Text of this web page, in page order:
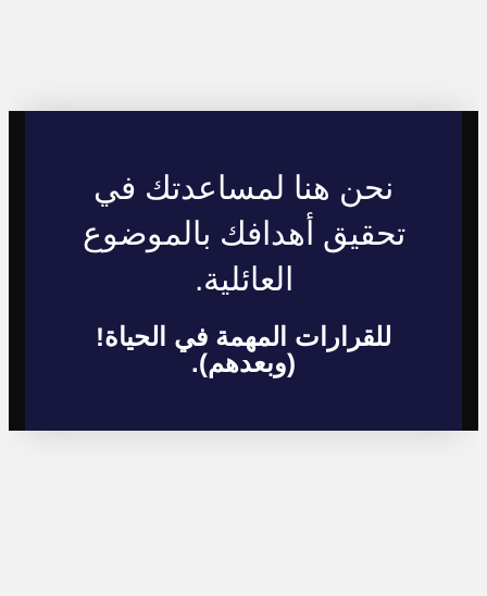
نحن هنا لمساعدتك في
تحقيق أهدافك بالموضوع
العائلية.
للقرارات المهمة في الحياة!
(وبعدهم).